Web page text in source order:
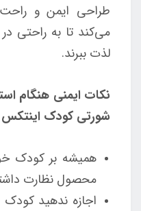
طراحی ایمن و
می‌کند تا به راحتی
لذت ببرند.
نکات ایمنی هنگام
شورتی کودک اینتکس کد
همیشه بر کودک
محصول نظارت
اجازه ندهید کودک